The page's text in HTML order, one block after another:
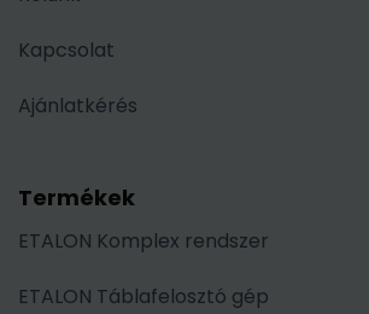
Kapcsolat
Ajánlatkérés
Termékek
ETALON Komplex rendszer
ETALON Táblafelosztó gép